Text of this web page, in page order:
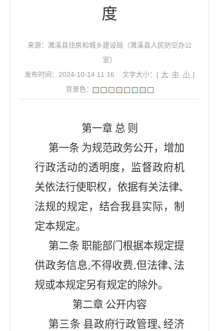
度
来源：濉溪县住房和城乡建设局（濉溪县人民防空办公
室）
发布时间：2024-10-14 11:16
文字大小：[ 大 中 小 ]
背景色：
第一章 总 则
第一条 为规范政务公开，增加
行政活动的透明度，监督政府机
关依法行使职权，依据有关法律､
法规的规定，结合我县实际，制
定本规定｡
第二条 职能部门根据本规定提
供政务信息,不得收费,但法律､法
规或本规定另有规定的除外。
第二章 公开内容
第三条 县政府行政管理､经济